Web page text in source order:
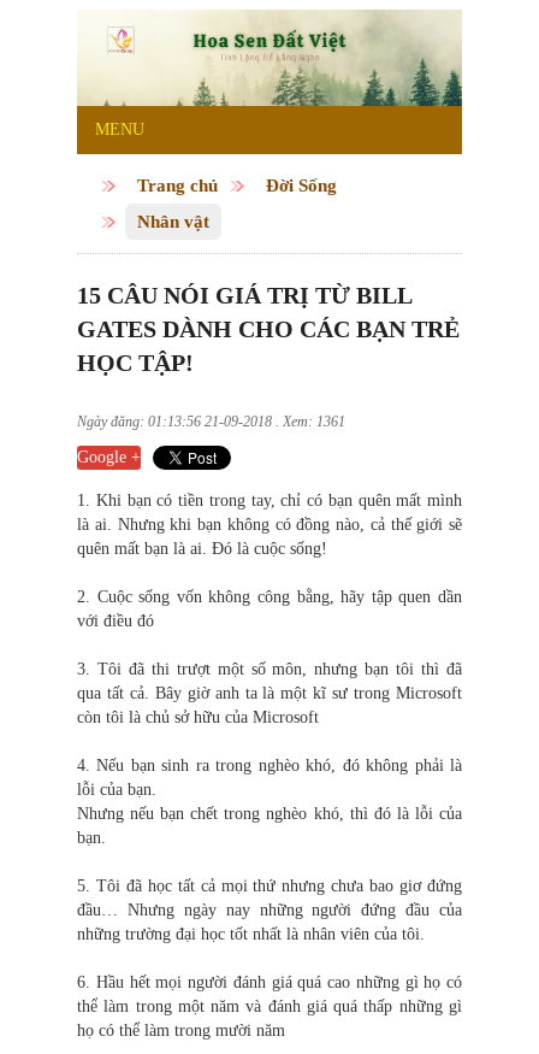
MENU
Trang chủ
Đời Sống
Nhân vật
15 CÂU NÓI GIÁ TRỊ TỪ BILL
GATES DÀNH CHO CÁC BẠN TRẺ
HỌC TẬP!
Ngày đăng: 01:13:56 21-09-2018 . Xem: 1361
Google +
1. Khi bạn có tiền trong tay, chỉ có bạn quên mất mình
là ai. Nhưng khi bạn không có đồng nào, cả thế giới sẽ
quên mất bạn là ai. Đó là cuộc sống!
2. Cuộc sống vốn không công bằng, hãy tập quen dần
với điều đó
3. Tôi đã thi trượt một số môn, nhưng bạn tôi thì đã
qua tất cả. Bây giờ anh ta là một kĩ sư trong Microsoft
còn tôi là chủ sở hữu của Microsoft
4. Nếu bạn sinh ra trong nghèo khó, đó không phải là
lỗi của bạn.
Nhưng nếu bạn chết trong nghèo khó, thì đó là lỗi của
bạn.
5. Tôi đã học tất cả mọi thứ nhưng chưa bao giơ đứng
đầu… Nhưng ngày nay những người đứng đầu của
những trường đại học tốt nhất là nhân viên của tôi.
6. Hầu hết mọi người đánh giá quá cao những gì họ có
thể làm trong một năm và đánh giá quá thấp những gì
họ có thể làm trong mười năm